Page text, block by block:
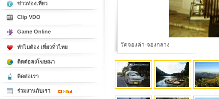
วัดจองคำ-จองกลาง
ข่าวท่องเที่ยว
Clip VDO
Game Online
ทำไมต้อง เที่ยวทั่วไทย
ติดต่อลงโฆษณา
ติดต่อเรา
ร่วมงานกับเรา